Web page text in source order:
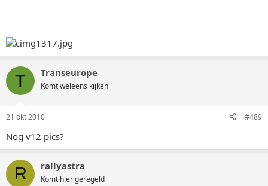
T Transeurope
Komt weleens kijken
21 okt 2010 #489
Nog v12 pics?
R rallyastra
Komt hier geregeld